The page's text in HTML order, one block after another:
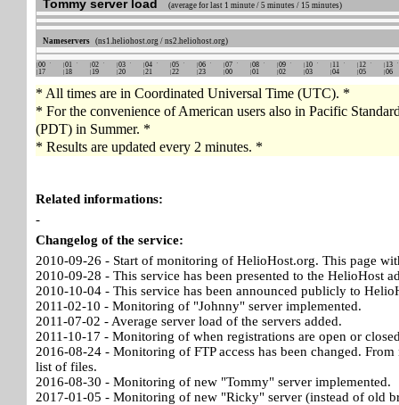
Tommy server load (average for last 1 minute / 5 minutes / 15 minutes)
Nameservers (ns1.heliohost.org / ns2.heliohost.org)
00 01 02 03 04 05 06 07 08 09 10 11 12
13
17
18 19 20 21 22 23 00 01 02 03 04 05 06
* All times are in Coordinated Universal Time (UTC). *
* For the convenience of American users also in Pacific
(PDT) in Summer. *
* Results are updated every 2 minutes. *
Related informations:
-
Changelog of the service:
2010-09-26 - Start of monitoring of HelioHost.org. This page
2010-09-28 - This service has been presented to the HelioHost
2010-10-04 - This service has been announced publicly to
2011-02-10 - Monitoring of "Johnny" server implemented.
2011-07-02 - Average server load of the servers added.
2011-10-17 - Monitoring of when registrations are open or
2016-08-24 - Monitoring of FTP access has been changed.
list of files.
2016-08-30 - Monitoring of new "Tommy" server implemented.
2017-01-05 - Monitoring of new "Ricky" server (instead of old